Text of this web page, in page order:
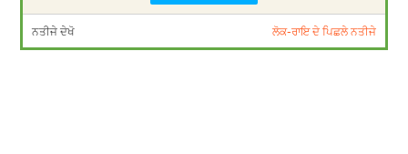
ਨਤੀਜੇ ਦੇਖੋ ਲੋਕ-ਰਾਇ ਦੇ ਪਿਛਲੇ ਨਤੀਜੇ